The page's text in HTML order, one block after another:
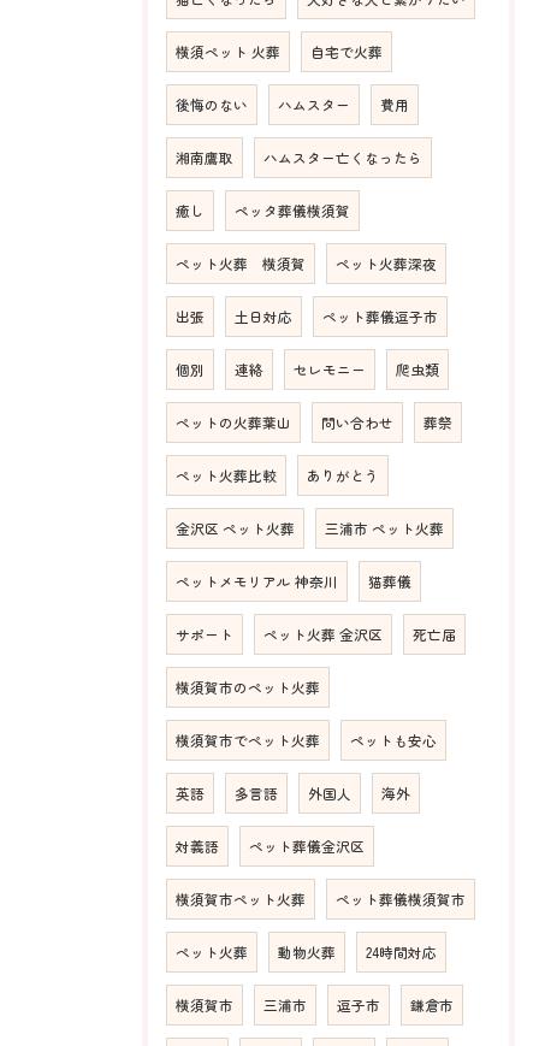
横須ペット 火葬 自宅で火葬
後悔のない ハムスター 費用
湘南鷹取 ハムスター亡くなったら
癒し ペッタ葬儀横須賀
ペット火葬 横須賀 ペット火葬深夜
出張 土日対応 ペット葬儀逗子市
個別 連絡 セレモニー 爬虫類
ペットの火葬葉山 問い合わせ 葬祭
ペット火葬比較 ありがとう
金沢区 ペット火葬 三浦市 ペット火葬
ペットメモリアル 神奈川 猫葬儀
サポート ペット火葬 金沢区 死亡届
横須賀市のペット火葬
横須賀市でペット火葬 ペットも安心
英語 多言語 外国人 海外
対義語 ペット葬儀金沢区
横須賀市ペット火葬 ペット葬儀横須賀市
ペット火葬 動物火葬 24時間対応
横須賀市 三浦市 逗子市 鎌倉市